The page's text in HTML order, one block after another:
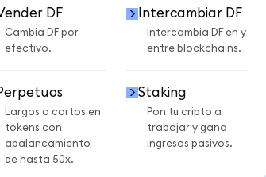
DF
Cambia DF por
efectivo.
Intercambiar DF
Intercambia DF en y
entre blockchains.
Largos o cortos en
tokens con
apalancamiento
de hasta 50x.
Staking
Pon tu cripto a
trabajar y gana
ingresos pasivos.